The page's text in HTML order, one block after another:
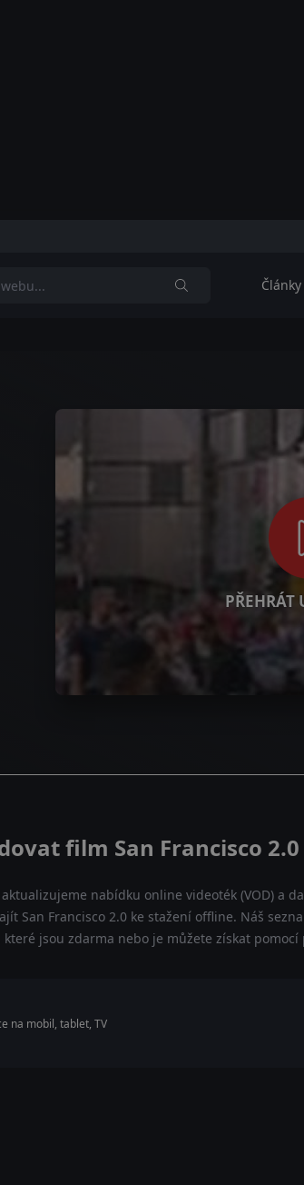
Články
PŘEHRÁT
film San Francisco
nabídku online videoték (VOD) a
San Francisco 2.0 ke stažení offline. Náš
které jsou zdarma nebo je můžete získat
na mobil, tablet, TV